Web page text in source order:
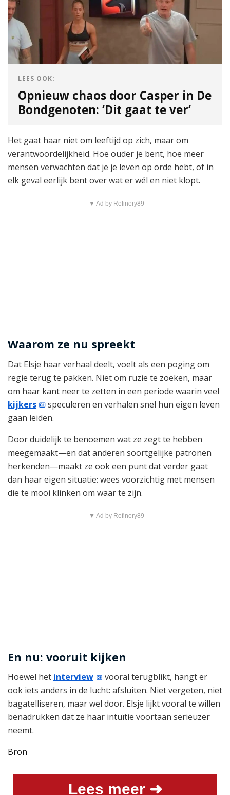
LEES OOK:
Opnieuw chaos door Casper in De
Bondgenoten: ‘Dit gaat te ver’
Het gaat haar niet om leeftijd op zich, maar om
verantwoordelijkheid. Hoe ouder je bent, hoe meer
mensen verwachten dat je je leven op orde hebt, of in
elk geval eerlijk bent over wat er wél en niet klopt.
▼ Ad by Refinery89
Waarom ze nu spreekt
Dat Elsje haar verhaal deelt, voelt als een poging om
regie terug te pakken. Niet om ruzie te zoeken, maar
om haar kant neer te zetten in een periode waarin veel
kijkers
speculeren en verhalen snel hun eigen leven
gaan leiden.
Door duidelijk te benoemen wat ze zegt te hebben
meegemaakt—en dat anderen soortgelijke patronen
herkenden—maakt ze ook een punt dat verder gaat
dan haar eigen situatie: wees voorzichtig met mensen
die te mooi klinken om waar te zijn.
▼ Ad by Refinery89
En nu: vooruit kijken
Hoewel het interview
vooral terugblikt, hangt er
ook iets anders in de lucht: afsluiten. Niet vergeten, niet
bagatelliseren, maar wel door. Elsje lijkt vooral te willen
benadrukken dat ze haar intuïtie voortaan serieuzer
neemt.
Bron
Lees meer ➜